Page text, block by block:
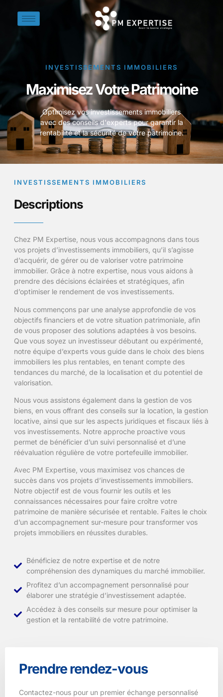
INVESTISSEMENTS IMMOBILIERS
Maximisez Votre Patrimoine
Optimisez vos investissements immobiliers
avec des conseils d'experts pour garantir la
rentabilité et la sécurité de votre patrimoine.
INVESTISSEMENTS IMMOBILIERS
Descriptions
Chez PM Expertise, nous vous accompagnons dans tous
vos projets d’investissements immobiliers, qu’il s’agisse
d’acquérir, de gérer ou de valoriser votre patrimoine
immobilier. Grâce à notre expertise, nous vous aidons à
prendre des décisions éclairées et stratégiques, afin
d’optimiser le rendement de vos investissements.
Nous commençons par une analyse approfondie de vos
objectifs financiers et de votre situation patrimoniale, afin
de vous proposer des solutions adaptées à vos besoins.
Que vous soyez un investisseur débutant ou expérimenté,
notre équipe d’experts vous guide dans le choix des biens
immobiliers les plus rentables, en tenant compte des
tendances du marché, de la localisation et du potentiel de
valorisation.
Nous vous assistons également dans la gestion de vos
biens, en vous offrant des conseils sur la location, la gestion
locative, ainsi que sur les aspects juridiques et fiscaux liés à
vos investissements. Notre approche proactive vous
permet de bénéficier d’un suivi personnalisé et d’une
réévaluation régulière de votre portefeuille immobilier.
Avec PM Expertise, vous maximisez vos chances de
succès dans vos projets d’investissements immobiliers.
Notre objectif est de vous fournir les outils et les
connaissances nécessaires pour faire croître votre
patrimoine de manière sécurisée et rentable. Faites le choix
d’un accompagnement sur-mesure pour transformer vos
projets immobiliers en réussites durables.
Bénéficiez de notre expertise et de notre
compréhension des dynamiques du marché immobilier.
Profitez d’un accompagnement personnalisé pour
élaborer une stratégie d’investissement adaptée.
Accédez à des conseils sur mesure pour optimiser la
gestion et la rentabilité de votre patrimoine.
Prendre rendez-vous
Contactez-nous pour un premier échange personnalisé